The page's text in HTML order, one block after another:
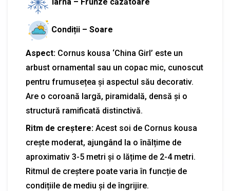
Condiții – Soare
Aspect: Cornus kousa ‘China Girl’ este un
arbust ornamental sau un copac mic, cunoscut
pentru frumusețea și aspectul său decorativ.
Are o coroană largă, piramidală, densă și o
structură ramificată distinctivă.
Ritm de creștere: Acest soi de Cornus kousa
crește moderat, ajungând la o înălțime de
aproximativ 3-5 metri și o lățime de 2-4 metri.
Ritmul de creștere poate varia în funcție de
condițiile de mediu și de îngrijire.